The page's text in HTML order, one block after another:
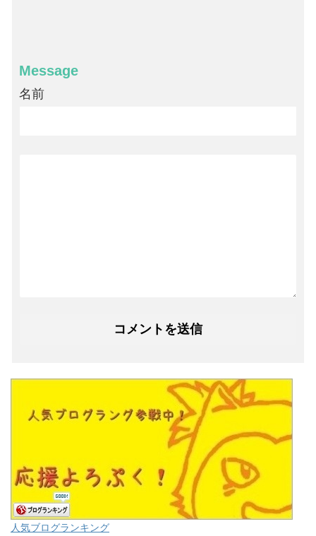
Message
名前
人気ブログランキング